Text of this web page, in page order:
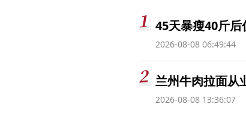
45天暴瘦40斤
2026-08-08 06:49:44
兰州牛肉拉面从
2026-08-08 13:36:07